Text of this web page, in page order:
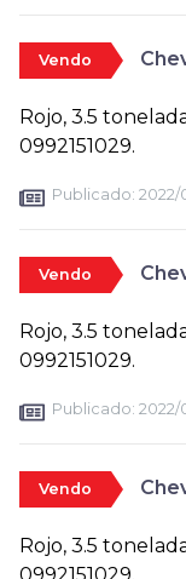
Vendo
Rojo, 3.5
0992151029.
Publicado: 2022/
Vendo
Rojo, 3.5
0992151029.
Publicado: 2022/
Vendo
Rojo, 3.5